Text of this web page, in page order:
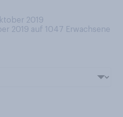
2019
2019 auf 1047 Erwachsene